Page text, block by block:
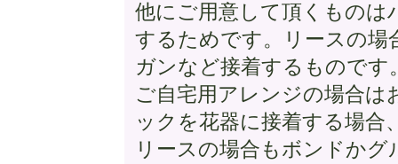
他にご用意して頂くもの
するためです。リースの場
ガンなど接着するものです
ご自宅用アレンジの場合は
ックを花器に接着する場
リースの場合もボンドか